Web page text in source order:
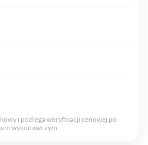
i podlega weryfikacji cenowej po
wykonawczym